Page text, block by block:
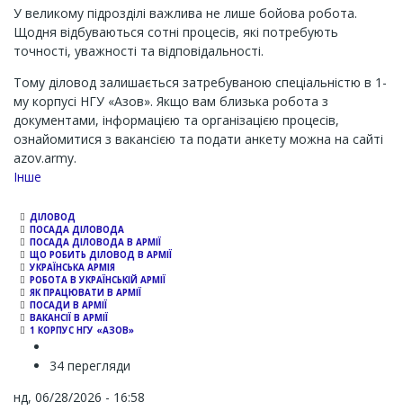
У великому підрозділі важлива не лише бойова робота.
Щодня відбуваються сотні процесів, які потребують
точності, уважності та відповідальності.
Тому діловод залишається затребуваною спеціальністю в 1-
му корпусі НГУ «Азов». Якщо вам близька робота з
документами, інформацією та організацією процесів,
ознайомитися з вакансією та подати анкету можна на сайті
azov.army.
Channel
Інше
ДІЛОВОД
ПОСАДА ДІЛОВОДА
ПОСАДА ДІЛОВОДА В АРМІЇ
ЩО РОБИТЬ ДІЛОВОД В АРМІЇ
УКРАЇНСЬКА АРМІЯ
РОБОТА В УКРАЇНСЬКІЙ АРМІЇ
ЯК ПРАЦЮВАТИ В АРМІЇ
ПОСАДИ В АРМІЇ
ВАКАНСІЇ В АРМІЇ
1 КОРПУС НГУ «АЗОВ»
34 перегляди
нд, 06/28/2026 - 16:58